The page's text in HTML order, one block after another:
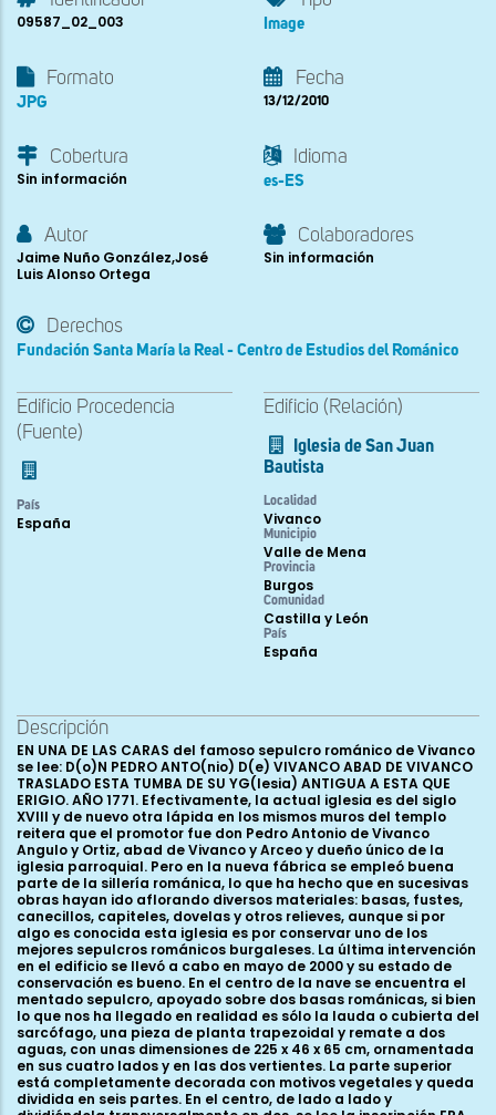
09587_02_003 Image
Formato
JPG
Fecha
13/12/2010
Cobertura
Sin información
Idioma
es-ES
Autor
Jaime Nuño González,José
Luis Alonso Ortega
Colaboradores
Sin información
Derechos
Fundación Santa María la Real - Centro de Estudios del Románico
Edificio Procedencia
(Fuente)
País
España
Edificio (Relación)
Iglesia de San Juan
Bautista
Localidad
Vivanco
Municipio
Valle de Mena
Provincia
Burgos
Comunidad
Castilla y León
País
España
Descripción
EN UNA DE LAS CARAS del famoso sepulcro románico de Vivanco
se lee: D(o)N PEDRO ANTO(nio) D(e) VIVANCO ABAD DE VIVANCO
TRASLADO ESTA TUMBA DE SU YG(lesia) ANTIGUA A ESTA QUE
ERIGIO. AÑO 1771. Efectivamente, la actual iglesia es del siglo
XVIII y de nuevo otra lápida en los mismos muros del templo
reitera que el promotor fue don Pedro Antonio de Vivanco
Angulo y Ortiz, abad de Vivanco y Arceo y dueño único de la
iglesia parroquial. Pero en la nueva fábrica se empleó buena
parte de la sillería románica, lo que ha hecho que en sucesivas
obras hayan ido aflorando diversos materiales: basas, fustes,
canecillos, capiteles, dovelas y otros relieves, aunque si por
algo es conocida esta iglesia es por conservar uno de los
mejores sepulcros románicos burgaleses. La última intervención
en el edificio se llevó a cabo en mayo de 2000 y su estado de
conservación es bueno. En el centro de la nave se encuentra el
mentado sepulcro, apoyado sobre dos basas románicas, si bien
lo que nos ha llegado en realidad es sólo la lauda o cubierta del
sarcófago, una pieza de planta trapezoidal y remate a dos
aguas, con unas dimensiones de 225 x 46 x 65 cm, ornamentada
en sus cuatro lados y en las dos vertientes. La parte superior
está completamente decorada con motivos vegetales y queda
dividida en seis partes. En el centro, de lado a lado y